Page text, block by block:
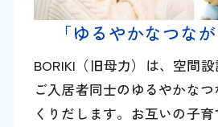
「ゆるやかなつな
BORIKI（旧母力）は、空間設
ご入居者同士のゆるやかな
くりだします。お互いの子